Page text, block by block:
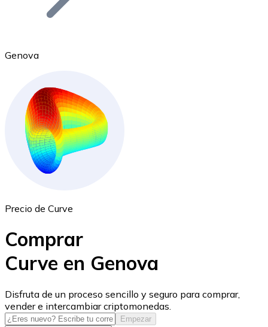
Ethereum
ETH
USD Coin
USDC
Genova
Precio de Curve
Comprar
Curve en Genova
Disfruta de un proceso sencillo y seguro para comprar,
vender e intercambiar criptomonedas.
Empezar